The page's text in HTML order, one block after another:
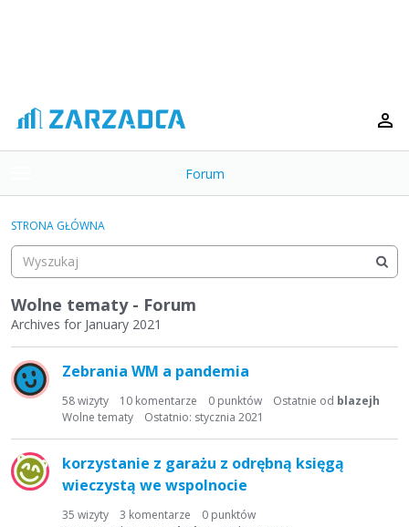
o
g
e
m
e
n
Forum
Kategorie
Dyskusje
Aktywność
STRONA GŁÓWNA
Wolne tematy - Forum
Archives for January 2021
i
s
a
d
y
Zebrania WM a pandemia
58wizyty 10 komentarze 0 punktów Ostatnie od blazejh
Ostatnio: stycznia 2021
Wolne tematy
korzystanie z garażu z odrębną księgą
wieczystą we wspolnocie
35 wizyty 3 komentarze 0 punktów